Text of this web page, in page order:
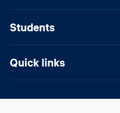
Students
Quick links